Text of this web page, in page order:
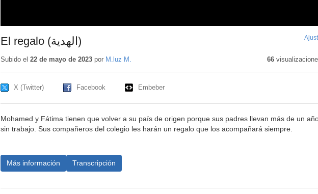
El regalo (الهدية)
Subido el 22 de mayo de 2023por M.luz M. 66
X (Twitter) Facebook Embeber
Mohamed y Fátima tienen que volver a su país de origen porque sus padres llevan más de un
sin trabajo. Sus compañeros del colegio les harán un regalo que los acompañará siempre.
Más información Transcripción